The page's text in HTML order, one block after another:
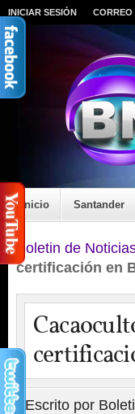
INICIAR SESIÓN CORREO
Inicio Santander
Boletin de
certificación en
Escrito por